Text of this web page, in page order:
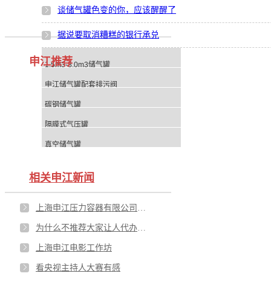
谈储气罐色变的你，应该醒醒了
据说要取消糟糕的银行承兑
申江推荐
1.5m3-8.0m3储气罐
申江储气罐配套排污阀
碳钢储气罐
隔膜式气压罐
真空储气罐
相关申江新闻
上海申江电影工作坊
看央视主持人大赛有感